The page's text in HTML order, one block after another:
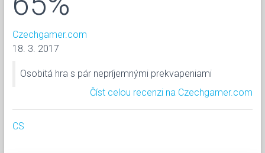
Czechgamer.com
18. 3. 2017
Osobitá hra s pár nepríjemnými prekvapeniami
Číst celou recenzi na Czechgamer.com
CS